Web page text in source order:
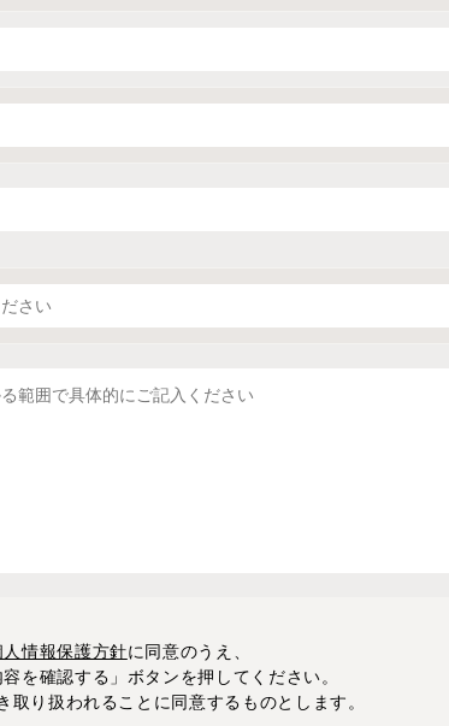
人情報保護方針に同意のうえ、
を確認する」ボタンを押してください。
り扱われることに同意するものとします。